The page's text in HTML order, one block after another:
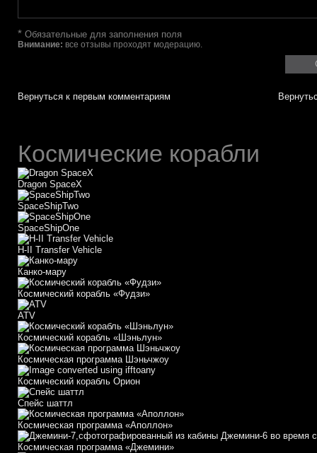
* Обязательные для заполнения поля
Внимание: все отзывы проходят модерацию.
Вернуться к первым комментариям
Космические корабли
Dragon SpaceX
SpaceShipTwo
SpaceShipOne
H-II Transfer Vehicle
Канко-мару
Космический корабль «Фудзи»
АТV
Космический корабль «Шэньлун»
Космическая программа Шэньчжоу
Космический корабль Орион
Спейс шаттл
Космическая программа «Аполлон»
Космическая программа «Джемини»